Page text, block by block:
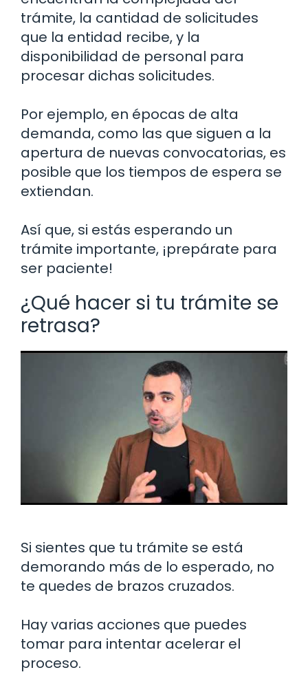
trámite, la cantidad de solicitudes
que la entidad recibe, y la
disponibilidad de personal para
procesar dichas solicitudes.
Por ejemplo, en épocas de alta
demanda, como las que siguen a la
apertura de nuevas convocatorias, es
posible que los tiempos de espera se
extiendan.
Así que, si estás esperando un
trámite importante, ¡prepárate para
ser paciente!
¿Qué hacer si tu trámite se
retrasa?
Si sientes que tu trámite se está
demorando más de lo esperado, no
te quedes de brazos cruzados.
Hay varias acciones que puedes
tomar para intentar acelerar el
proceso.